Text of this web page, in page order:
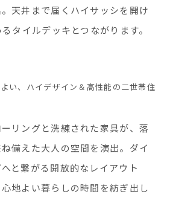
天井まで届くハイサッシを開け
タイルデッキとつながります。
リングと洗練された家具が、落
備えた大人の空間を演出。ダイ
と繋がる開放的なレイアウト
地よい暮らしの時間を紡ぎ出し